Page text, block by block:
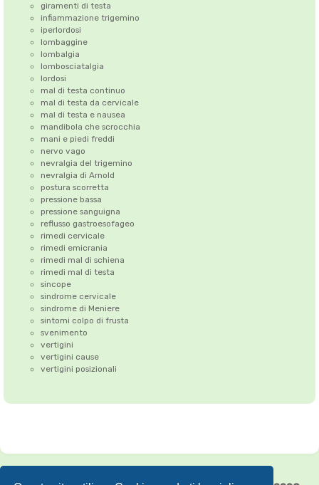
giramenti di testa
infiammazione trigemino
iperlordosi
lombaggine
lombalgia
lombosciatalgia
lordosi
mal di testa continuo
mal di testa da cervicale
mal di testa e nausea
mandibola che scrocchia
mani e piedi freddi
nervo vago
nevralgia del trigemino
nevralgia di Arnold
postura scorretta
pressione bassa
pressione sanguigna
reflusso gastroesofageo
rimedi cervicale
rimedi emicrania
rimedi mal di schiena
rimedi mal di testa
sincope
sindrome cervicale
sindrome di Meniere
sintomi colpo di frusta
svenimento
vertigini
vertigini cause
vertigini posizionali
•